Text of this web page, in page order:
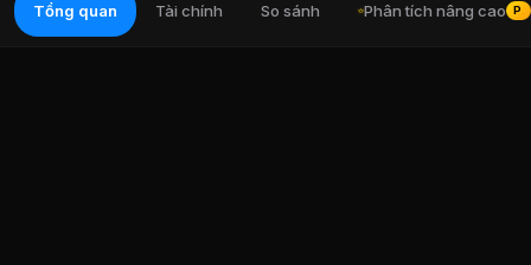
Cổ đông lớn
Tổng quan Tài chính So sánh Phân tích nâng cao